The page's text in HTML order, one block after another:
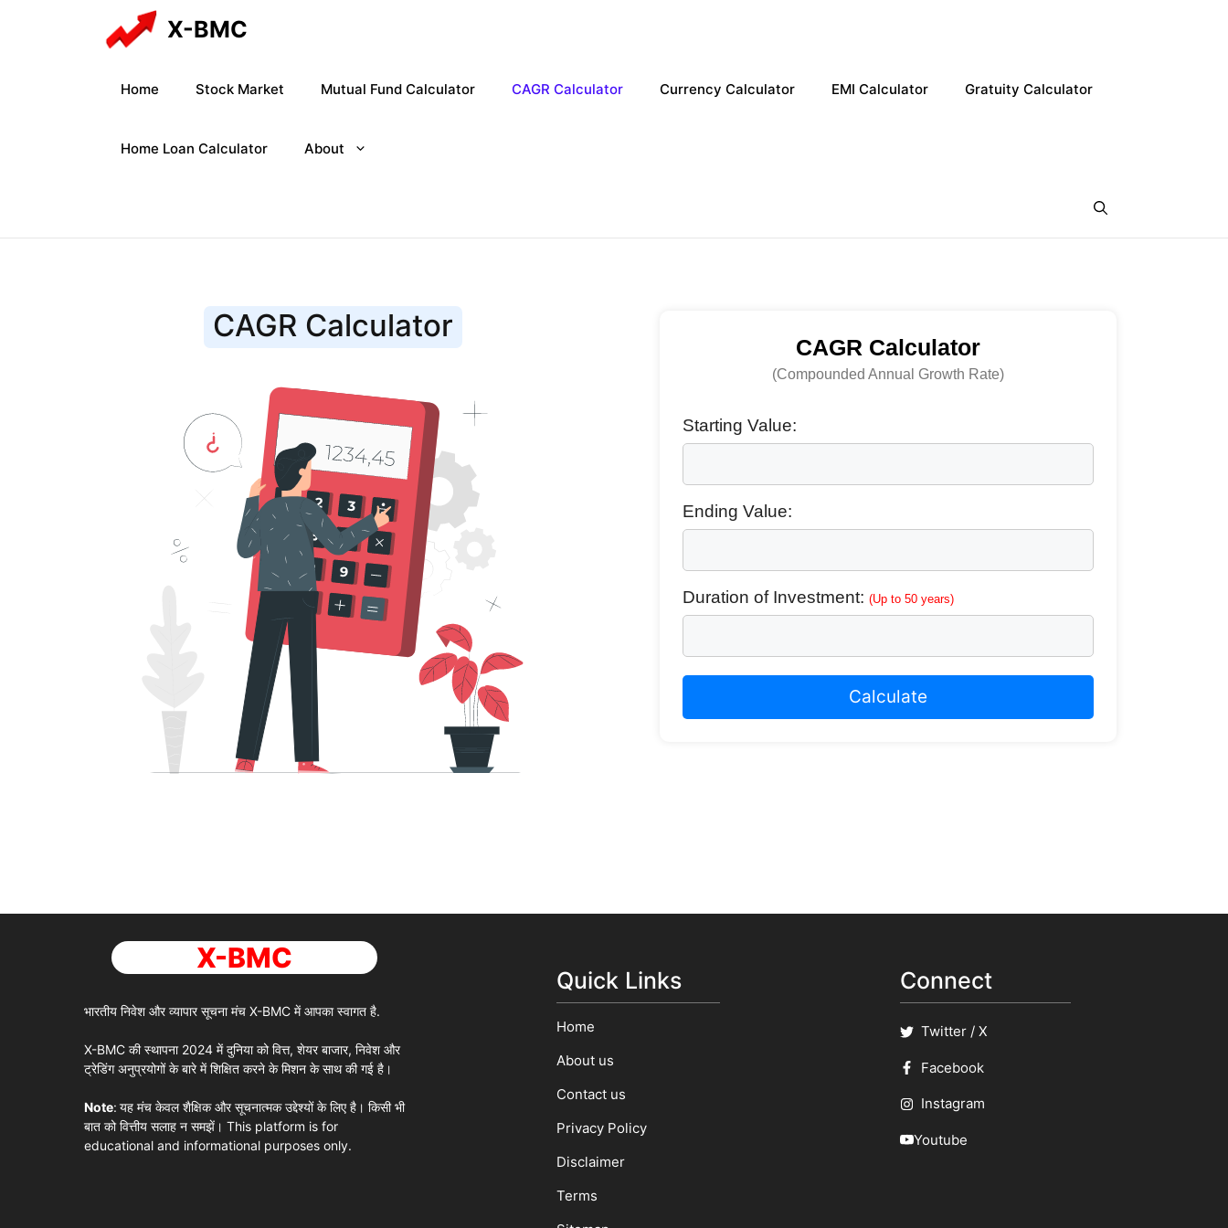
X-BMC
Home Stock Market Mutual Fund Calculator CAGR Calculator Currency Calculator EMI Calculator Gratuity Calculator
Home Loan Calculator About
CAGR Calculator
CAGR Calculator
(Compounded Annual Growth Rate)
Starting Value:
Ending Value:
Duration of Investment: (Up to 50 years)
Calculate
X-BMC
भारतीय निवेश और व्यापार सूचना मंच X-BMC में आपका स्वागत है.
X-BMC की स्थापना 2024 में दुनिया को वित्त, शेयर बाजार, निवेश और
ट्रेडिंग अनुप्रयोगों के बारे में शिक्षित करने के मिशन के साथ की गई है।
Note: यह मंच केवल शैक्षिक और सूचनात्मक उद्देश्यों के लिए है। किसी भी
बात को वित्तीय सलाह न समझें। This platform is for
educational and informational purposes only.
Quick Links
Home
About us
Contact us
Privacy Policy
Disclaimer
Terms
Connect
Twitter / X
Facebook
Instagram
Youtube